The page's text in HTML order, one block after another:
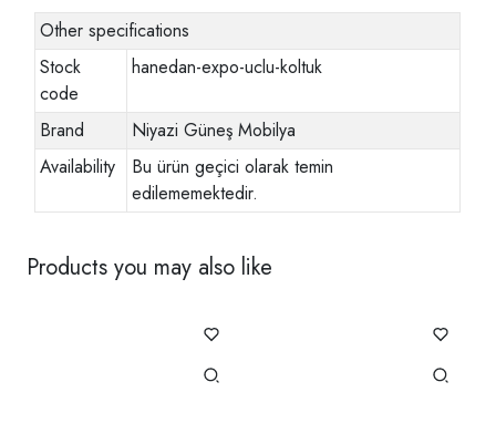
Other specifications
Stock
code
hanedan-expo-uclu-koltuk
Brand
Niyazi Güneş Mobilya
Availability
Bu ürün geçici olarak temin
edilememektedir.
Products you may also like